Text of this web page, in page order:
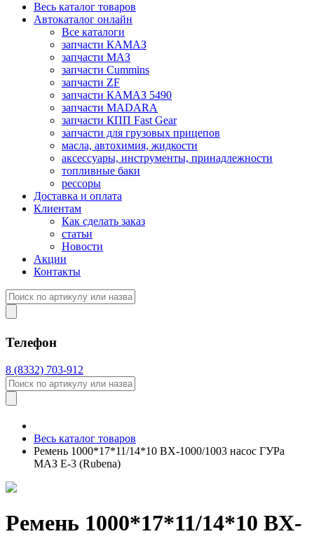
Весь каталог товаров
Автокаталог онлайн
Все каталоги
запчасти КАМАЗ
запчасти МАЗ
запчасти Cummins
запчасти ZF
запчасти КАМАЗ 5490
запчасти MADARA
запчасти КПП Fast Gear
запчасти для грузовых прицепов
масла, автохимия, жидкости
аксессуары, инструменты, принадлежности
топливные баки
рессоры
Доставка и оплата
Клиентам
Как сделать заказ
статьи
Новости
Акции
Контакты
Телефон
8 (8332) 703-912
Весь каталог товаров
Ремень 1000*17*11/14*10 ВX-1000/1003 насос ГУРа
МАЗ Е-3 (Rubena)
Ремень 1000*17*11/14*10 ВX-